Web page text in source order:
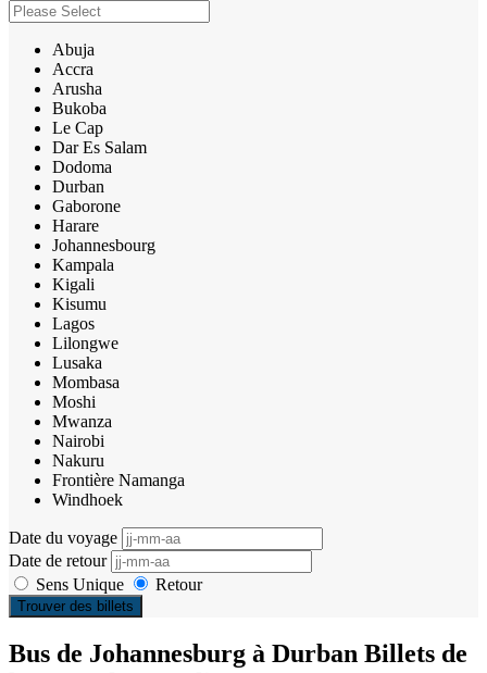
Abuja
Accra
Arusha
Bukoba
Le Cap
Dar Es Salam
Dodoma
Durban
Gaborone
Harare
Johannesbourg
Kampala
Kigali
Kisumu
Lagos
Lilongwe
Lusaka
Mombasa
Moshi
Mwanza
Nairobi
Nakuru
Frontière Namanga
Windhoek
Date du voyage
Date de retour
Sens Unique
Retour
Trouver des billets
Bus de Johannesburg à Durban Billets de